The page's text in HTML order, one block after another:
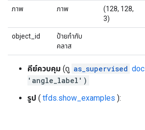
ภาพ ภาพ
(128, 128,
3)
object_id
ป้ายกำกับ
คลาส
คีย์ควบคุม (ดู as_supervised doc
'angle_label')
รูป ( tfds.show_examples ):